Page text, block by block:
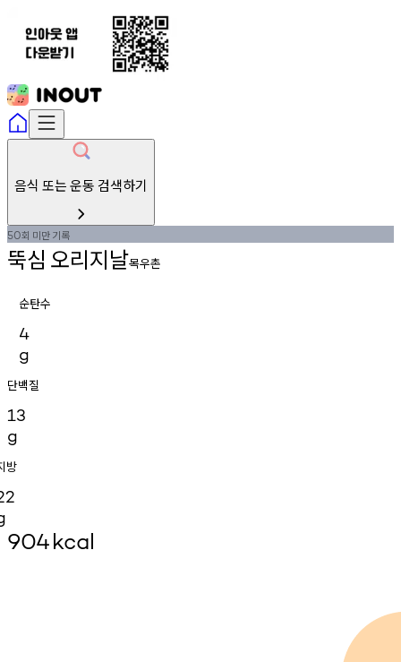
음식 또는 운동 검색하기
50회 미만기록
뚝심 오리지날목우촌
순탄수
4
g
단백질
13
g
방
904kcal